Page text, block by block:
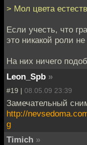
> Мол цвета
Если учесть, что
это никакой роли не
На них ничего
Leon_Spb »
#19 | 08.05.09 23:39
Замечательный
http://
g
Timich »